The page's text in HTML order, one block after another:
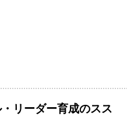
リーダー育成のスス